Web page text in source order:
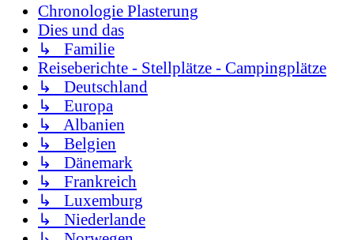
Chronologie Plasterung
Dies und das
↳ Familie
Reiseberichte - Stellplätze - Campingplätze
↳ Deutschland
↳ Europa
↳ Albanien
↳ Belgien
↳ Dänemark
↳ Frankreich
↳ Luxemburg
↳ Niederlande